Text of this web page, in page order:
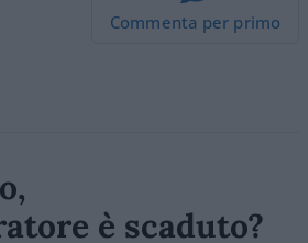
Commenta per primo
è scaduto?